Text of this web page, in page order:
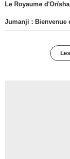
Le Royaume d'Orïsha
Jumanji : Bienvenue